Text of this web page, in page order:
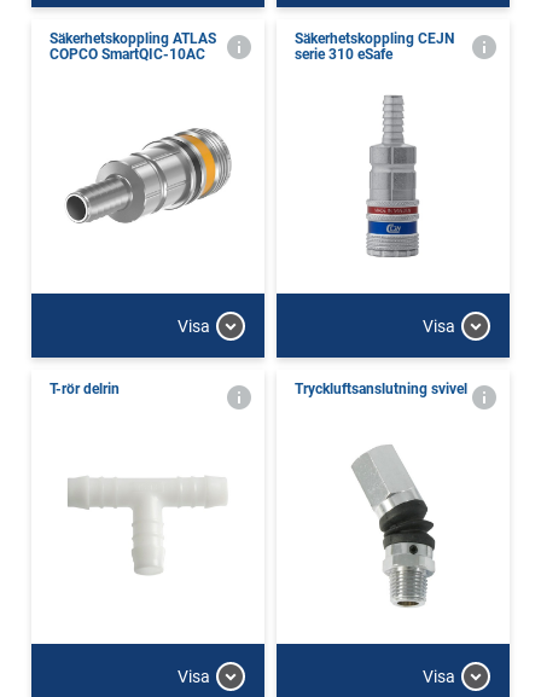
Säkerhetskoppling ATLAS
COPCO SmartQIC-10AC
Visa
Säkerhetskoppling CEJN
serie 310 eSafe
Visa
T-rör delrin
Visa
Tryckluftsanslutning svivel
Visa